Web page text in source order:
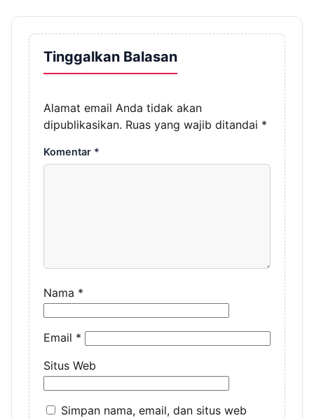
Tinggalkan Balasan
Alamat email Anda tidak akan
dipublikasikan. Ruas yang wajib ditandai *
Komentar *
Nama *
Email *
Situs Web
Simpan nama, email, dan situs web